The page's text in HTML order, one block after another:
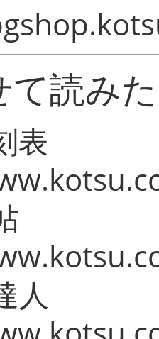
て読み
表
人